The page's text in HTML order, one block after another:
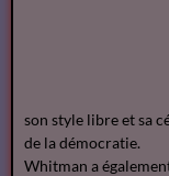
son style libre et sa
de la démocratie.
Whitman a